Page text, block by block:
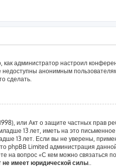
как администратор настроил
анонимным
сделать.
или Акт о защите частных
13 лет, иметь на это
13 лет. Если вы не уверены,
phpBB Limited администрация
на вопрос «С кем можно связаться
не имеет юридической силы..